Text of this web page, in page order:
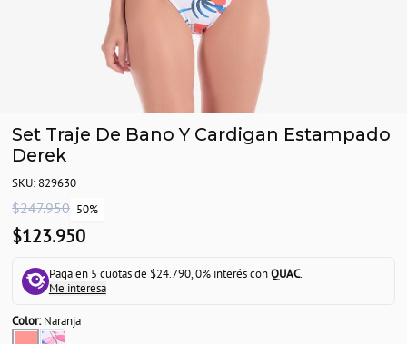
Set Traje De Bano Y Cardigan Estampado
Derek
SKU: 829630
$247.950 50%
$123.950
Paga en 5 cuotas de $24.790, 0% interés conQUAC.
Me interesa
Color:Naranja